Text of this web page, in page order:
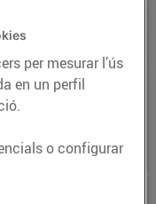
per mesurar l’ús
en un perfil
o configurar